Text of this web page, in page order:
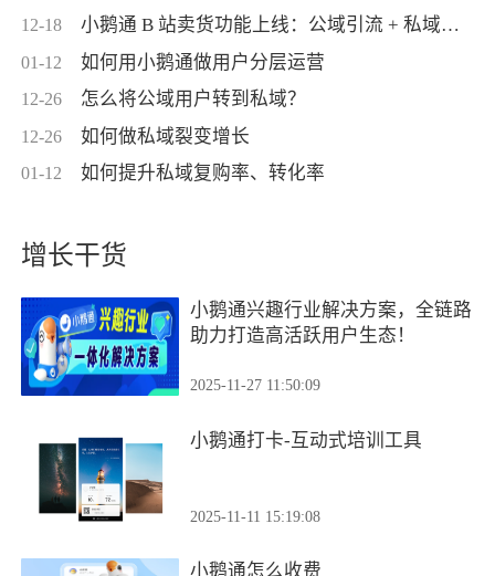
12-18 小鹅通 B 站卖货功能上线：公域引流 + 私域交付闭环，助力商家高效变现！
01-12 如何用小鹅通做用户分层运营
12-26 怎么将公域用户转到私域？
12-26 如何做私域裂变增长
01-12 如何提升私域复购率、转化率
增长干货
小鹅通兴趣行业解决方案，全链路
助力打造高活跃用户生态！
2025-11-27 11:50:09
小鹅通打卡-互动式培训工具
2025-11-11 15:19:08
小鹅通怎么收费